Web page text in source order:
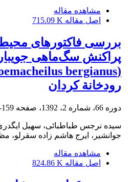
مشاهده مقاله
اصل مقاله 715.09 K
بررسی فاکتورهای
پراکنش سگ‌ماهی
رودخانة کردان
دوره 66، شماره 2، 1392، صفحه 159-171
سیده نرجس طباطبائی، سهیل
جوانشیر، ایرج هاشم زاده سقرلو،
مشاهده مقاله
اصل مقاله 824.86 K